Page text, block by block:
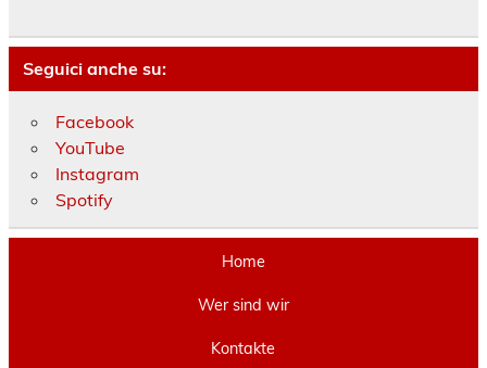
Seguici anche su:
Facebook
YouTube
Instagram
Spotify
Home
Wer sind wir
Kontakte